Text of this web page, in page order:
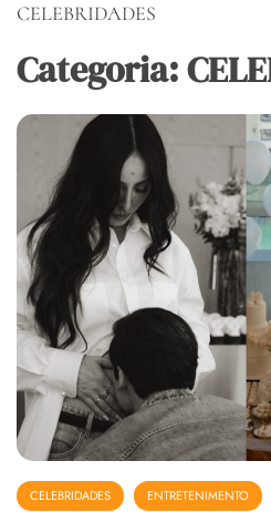
CELEBRIDADES
Categoria:
CELEBRIDADES ENTRETENIMENTO